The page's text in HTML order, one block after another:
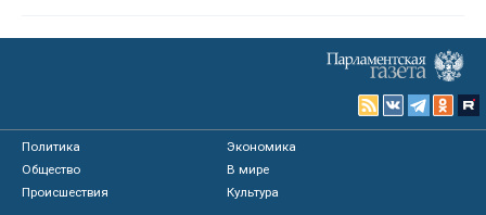
Политика
Экономика
Общество
В мире
Происшествия
Культура